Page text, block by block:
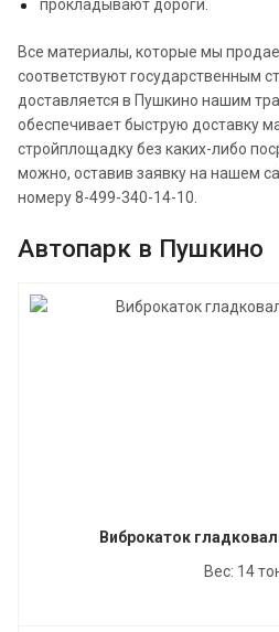
прокладывают дороги.
Все материалы, которые мы
соответствуют государственным
доставляется в Пушкино нашим
обеспечивает быструю доставку
стройплощадку без каких-либо
можно, оставив заявку на нашем
номеру 8-499-340-14-10.
Автопарк в Пушкино
Виброкаток
Вес: 14